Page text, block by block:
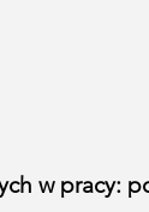
w pracy: